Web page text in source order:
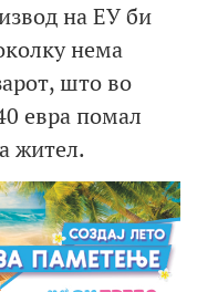
на ЕУ би
нема
што во
евра помал
жител.